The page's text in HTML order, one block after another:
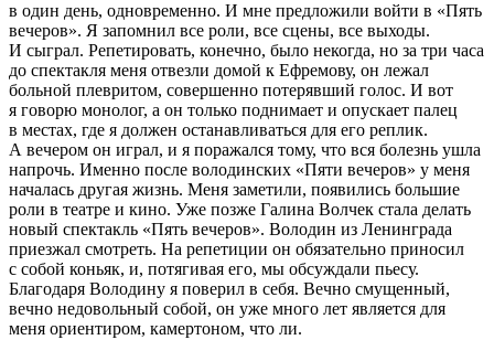
в один день, одновременно. И мне предложили войти в «Пять
вечеров». Я запомнил все роли, все сцены, все выходы.
И сыграл. Репетировать, конечно, было некогда, но за три часа
до спектакля меня отвезли домой к Ефремову, он лежал
больной плевритом, совершенно потерявший голос. И вот
я говорю монолог, а он только поднимает и опускает палец
в местах, где я должен останавливаться для его реплик.
А вечером он играл, и я поражался тому, что вся болезнь ушла
напрочь. Именно после володинских «Пяти вечеров» у меня
началась другая жизнь. Меня заметили, появились большие
роли в театре и кино. Уже позже Галина Волчек стала делать
новый спектакль «Пять вечеров». Володин из Ленинграда
приезжал смотреть. На репетиции он обязательно приносил
с собой коньяк, и, потягивая его, мы обсуждали пьесу.
Благодаря Володину я поверил в себя. Вечно смущенный,
вечно недовольный собой, он уже много лет является для
меня ориентиром, камертоном, что ли.